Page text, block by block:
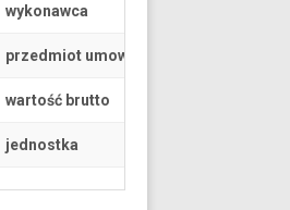
wykonawca
przedmiot umowy
wartość brutto
jednostka